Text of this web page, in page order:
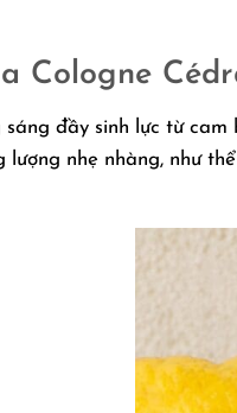
Cologne
đầy sinh lực từ
lượng nhẹ nhàng, như